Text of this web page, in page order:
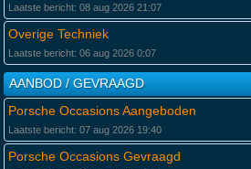
Laatste bericht: 08 aug 2026 21:07
Overige Techniek
Laatste bericht: 06 aug 2026 0:07
AANBOD / GEVRAAGD
Porsche Occasions Aangeboden
Laatste bericht: 07 aug 2026 19:40
Porsche Occasions Gevraagd